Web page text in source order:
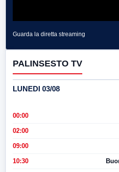
Guarda la diretta streaming
PALINSESTO TV
LUNEDI 03/08
00:00
02:00
09:00
10:30